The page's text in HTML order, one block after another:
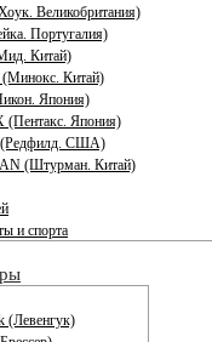
Великобритания)
Португалия)
Китай)
Китай)
Япония)
(Пентакс. Япония)
(Редфилд. США)
(Штурман. Китай)
и спорта
(Левенгук)